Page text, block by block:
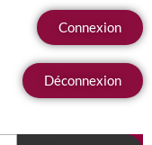
Connexion
Déconnexion